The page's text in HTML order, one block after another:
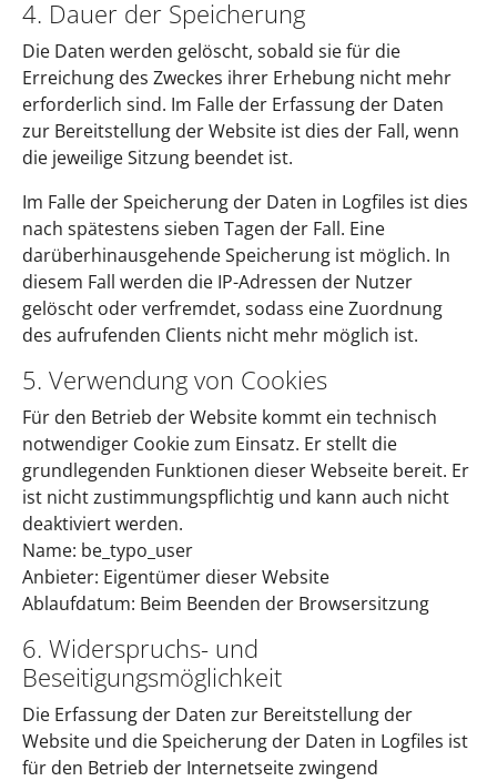
4. Dauer der Speicherung
Die Daten werden gelöscht, sobald sie für die
Erreichung des Zweckes ihrer Erhebung nicht mehr
erforderlich sind. Im Falle der Erfassung der Daten
zur Bereitstellung der Website ist dies der Fall, wenn
die jeweilige Sitzung beendet ist.
Im Falle der Speicherung der Daten in Logfiles ist dies
nach spätestens sieben Tagen der Fall. Eine
darüberhinausgehende Speicherung ist möglich. In
diesem Fall werden die IP-Adressen der Nutzer
gelöscht oder verfremdet, sodass eine Zuordnung
des aufrufenden Clients nicht mehr möglich ist.
5. Verwendung von Cookies
Für den Betrieb der Website kommt ein technisch
notwendiger Cookie zum Einsatz. Er stellt die
grundlegenden Funktionen dieser Webseite bereit. Er
ist nicht zustimmungspflichtig und kann auch nicht
deaktiviert werden.
Name: be_typo_user
Anbieter: Eigentümer dieser Website
Ablaufdatum: Beim Beenden der Browsersitzung
6. Widerspruchs- und
Beseitigungsmöglichkeit
Die Erfassung der Daten zur Bereitstellung der
Website und die Speicherung der Daten in Logfiles ist
für den Betrieb der Internetseite zwingend